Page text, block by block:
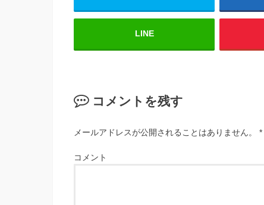
LINE
コメントを残す
メールアドレスが公開されることはありません。 *
コメント